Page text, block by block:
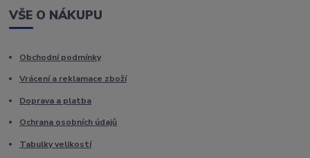
VŠE O NÁKUPU
Obchodní podmínky
Vrácení a reklamace zboží
Doprava a platba
Ochrana osobních údajů
Tabulky velikostí